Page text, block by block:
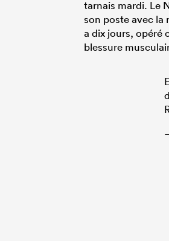
tarnais mardi. Le
son poste avec la
a dix jours, opéré
blessure